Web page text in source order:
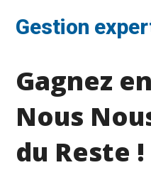
Gestion
Gagnez
Nous
du Reste !